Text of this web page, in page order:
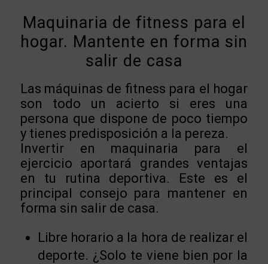
Maquinaria de fitness para el
hogar. Mantente en forma sin
salir de casa
Las máquinas de fitness para el hogar
son todo un acierto si eres una
persona que dispone de poco tiempo
y tienes predisposición a la pereza.
Invertir en maquinaria para el
ejercicio aportará grandes ventajas
en tu rutina deportiva. Este es el
principal consejo para mantener en
forma sin salir de casa.
Libre horario a la hora de realizar el
deporte. ¿Solo te viene bien por la